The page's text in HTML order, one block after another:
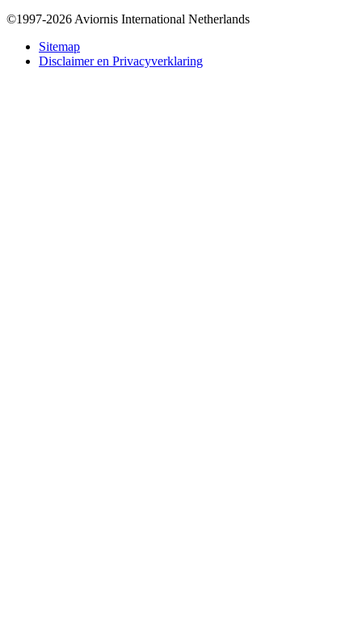
Bottom
©1997-2026 Aviornis International Netherlands
Sitemap
Disclaimer en Privacyverklaring